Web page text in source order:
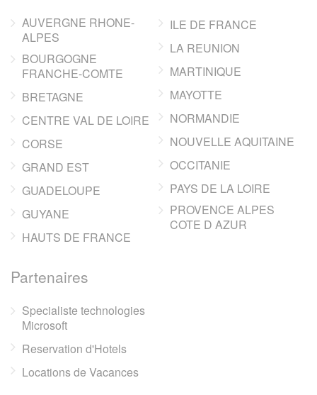
AUVERGNE RHONE-
ALPES
BOURGOGNE
FRANCHE-COMTE
BRETAGNE
CENTRE VAL DE LOIRE
CORSE
GRAND EST
GUADELOUPE
GUYANE
HAUTS DE FRANCE
ILE DE FRANCE
LA REUNION
MARTINIQUE
MAYOTTE
NORMANDIE
NOUVELLE AQUITAINE
OCCITANIE
PAYS DE LA LOIRE
PROVENCE ALPES
COTE D AZUR
Partenaires
Specialiste technologies
Microsoft
Reservation d'Hotels
Locations de Vacances